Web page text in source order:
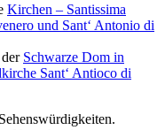
Kirchen – Santissima
und Sant‘ Antonio di
Schwarze Dom in
Sant‘ Antioco di